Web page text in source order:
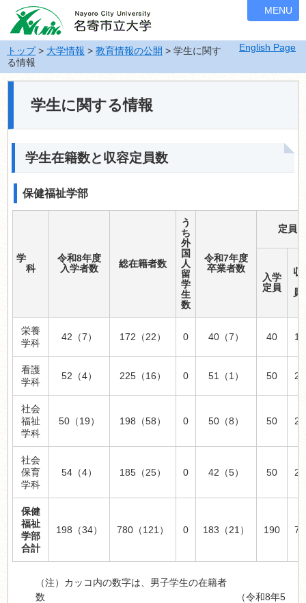
ナ
ビ
ゲ
ー
シ
ョ
English Page
MENU
トップ> 大学情報 > 教育情報の公開 > 学生に関す
る情報
学生に関する情報
学生在籍数と収容定員数
保健福祉学部
学
科
令和8年度
入学者数
総在籍者数
う
ち
外
国
人
留
学
生
数
令和7年度
卒業者数
定員
入学
定員
収
栄養
学科
42（7） 172（22） 0 40（7） 40
看護
学科
52（4） 225（16） 0 51（1） 50
社会
福祉
学科
50（19） 198（58） 0 50（8） 50
社会
保育
学科
54（4） 185（25） 0 42（5） 50
保健
福祉
学部
合計
198（34） 780（121） 0 183（21） 190
（注）カッコ内の数字は、男子学生の在籍者
数
（令和8年5